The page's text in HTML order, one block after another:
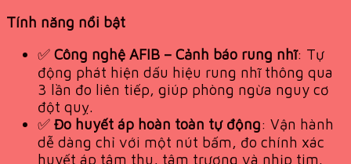
Tính năng nổi bật
✅ Công nghệ AFIB – Cảnh báo rung nhĩ: Tự
động phát hiện dấu hiệu rung nhĩ thông qua
3 lần đo liên tiếp, giúp phòng ngừa nguy cơ
đột quỵ.
✅ Đo huyết áp hoàn toàn tự động: Vận hành
dễ dàng chỉ với một nút bấm, đo chính xác
huyết áp tâm thu, tâm trương và nhịp tim.